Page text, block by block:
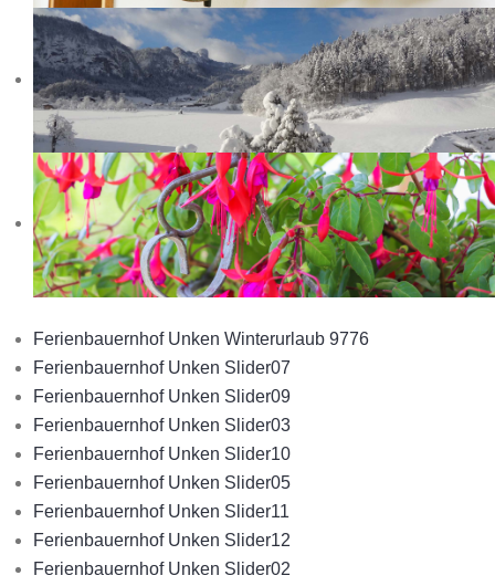
Ferienbauernhof Unken Winterurlaub 9776
Ferienbauernhof Unken Slider07
Ferienbauernhof Unken Slider09
Ferienbauernhof Unken Slider03
Ferienbauernhof Unken Slider10
Ferienbauernhof Unken Slider05
Ferienbauernhof Unken Slider11
Ferienbauernhof Unken Slider12
Ferienbauernhof Unken Slider02